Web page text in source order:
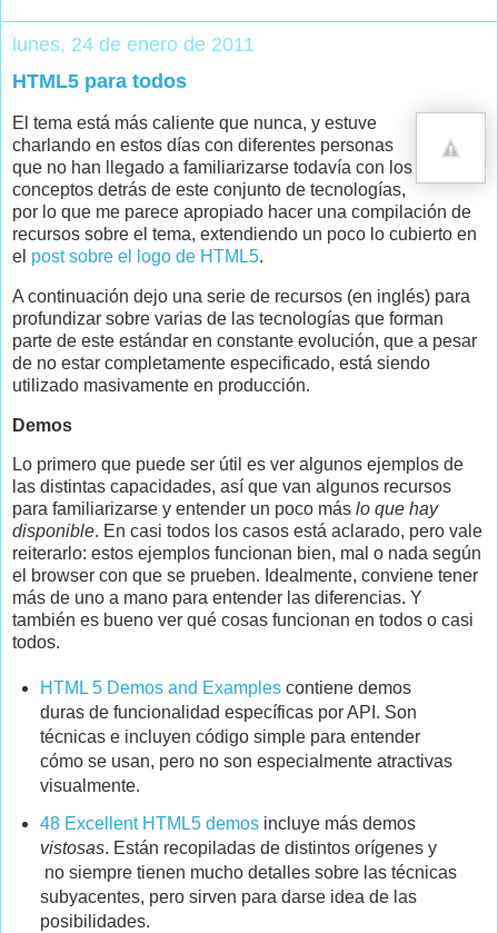
lunes, 24 de enero de 2011
HTML5 para todos
El tema está más caliente que nunca, y estuve
charlando en estos días con diferentes personas
que no han llegado a familiarizarse todavía con los
conceptos detrás de este conjunto de tecnologías,
por lo que me parece apropiado hacer una compilación de
recursos sobre el tema, extendiendo un poco lo cubierto en
el post sobre el logo de HTML5.
A continuación dejo una serie de recursos (en inglés) para
profundizar sobre varias de las tecnologías que forman
parte de este estándar en constante evolución, que a pesar
de no estar completamente especificado, está siendo
utilizado masivamente en producción.
Demos
Lo primero que puede ser útil es ver algunos ejemplos de
las distintas capacidades, así que van algunos recursos
para familiarizarse y entender un poco más lo que hay
disponible. En casi todos los casos está aclarado, pero vale
reiterarlo: estos ejemplos funcionan bien, mal o nada según
el browser con que se prueben. Idealmente, conviene tener
más de uno a mano para entender las diferencias. Y
también es bueno ver qué cosas funcionan en todos o casi
todos.
HTML 5 Demos and Examplescontiene demos
duras de funcionalidad específicas por API. Son
técnicas e incluyen código simple para entender
cómo se usan, pero no son especialmente atractivas
visualmente.
48 Excellent HTML5 demosincluye más demos
vistosas. Están recopiladas de distintos orígenes y
no siempre tienen mucho detalles sobre las técnicas
subyacentes, pero sirven para darse idea de las
posibilidades.